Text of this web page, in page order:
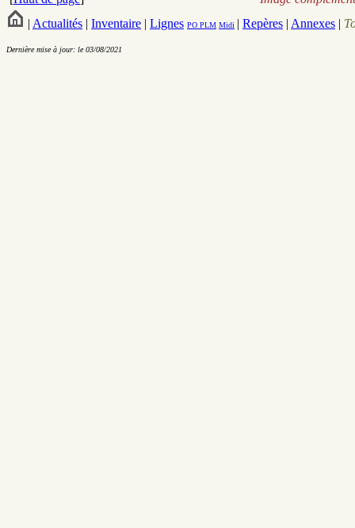
| Actualités | Inventaire | Lignes PO PLM Midi | Repères | Annexes |
Dernière mise à jour: le 03/08/2021